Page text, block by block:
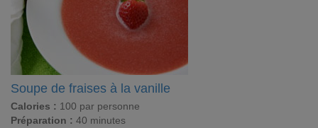
Soupe de fraises à la vanille
Calories : 100 par personne
Préparation : 40 minutes